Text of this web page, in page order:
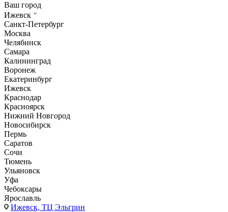
Ваш город
Ижевск
Санкт-Петербург
Москва
Челябинск
Самара
Калининград
Воронеж
Екатеринбург
Ижевск
Краснодар
Красноярск
Нижний Новгород
Новосибирск
Пермь
Саратов
Сочи
Тюмень
Ульяновск
Уфа
Чебоксары
Ярославль
Ижевск, ТЦ Эльгрин